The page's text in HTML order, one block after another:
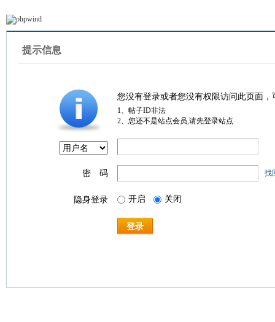
提示信息
您没有登录或者您没有权限访问此页面
1、帖子ID非法
2、您还不是站点会员,请先登录站点
密 码 找
隐身登录 开启 关闭
登录